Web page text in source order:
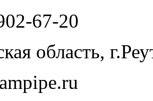
67-20
область,